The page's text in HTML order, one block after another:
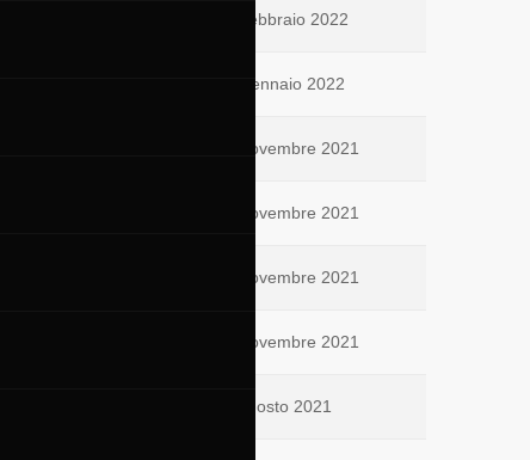
14 Febbraio 2022
22 Gennaio 2022
26 Novembre 2021
22 Novembre 2021
20 Novembre 2021
17 Novembre 2021
30 Agosto 2021